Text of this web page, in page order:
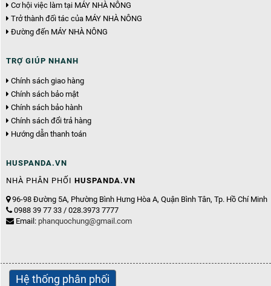
Cơ hội việc làm tại MÁY NHÀ NÔNG
Trở thành đối tác của MÁY NHÀ NÔNG
Đường đến MÁY NHÀ NÔNG
TRỢ GIÚP NHANH
Chính sách giao hàng
Chính sách bảo mật
Chính sách bảo hành
Chính sách đổi trả hàng
Hướng dẫn thanh toán
HUSPANDA.VN
NHÀ PHÂN PHỐI HUSPANDA.VN
96-98 Đường 5A, Phường Bình Hưng Hòa A, Quận Bình Tân, Tp. Hồ Chí Minh
0988 39 77 33 / 028.3973 7777
Email: phanquochung@gmail.com
Hệ thống phân phối